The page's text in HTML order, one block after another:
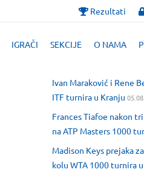
Rezultati
IGRAČI SEKCIJE O NAMA
Ivan Maraković i Rene
ITF turnira u Kranju
Frances Tiafoe nakon
na ATP Masters 1000
Madison Keys prejaka
kolu WTA 1000 turnira